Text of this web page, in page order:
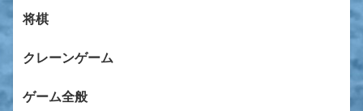
将棋
クレーンゲーム
ゲーム全般